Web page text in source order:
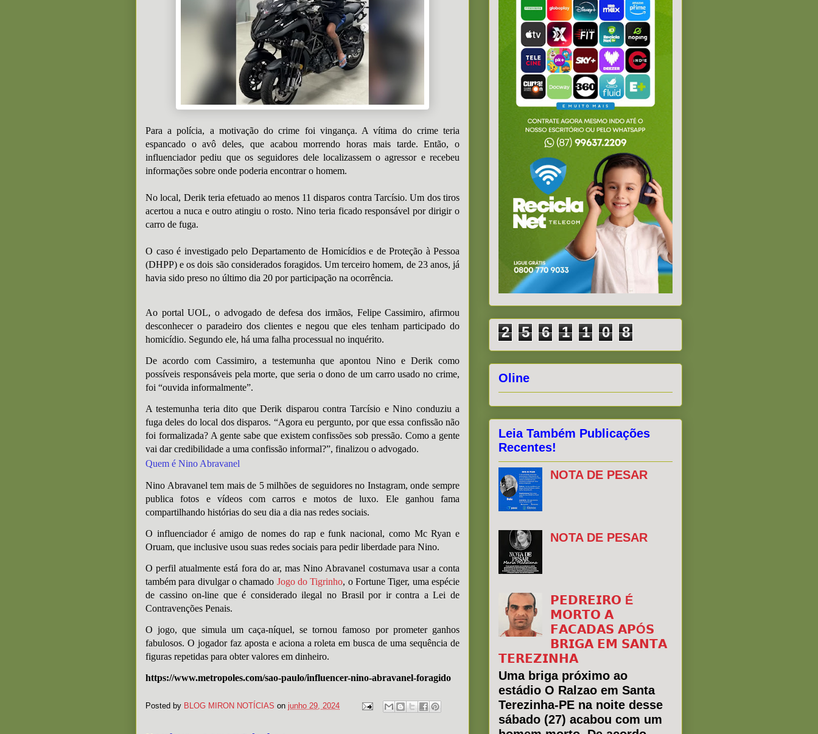
Para a polícia, a motivação do crime foi vingança. A vítima do crime teria
espancado o avô deles, que acabou morrendo horas mais tarde. Então, o
influenciador pediu que os seguidores dele localizassem o agressor e recebeu
informações sobre onde poderia encontrar o homem.
No local, Derik teria efetuado ao menos 11 disparos contra Tarcísio. Um dos tiros
acertou a nuca e outro atingiu o rosto. Nino teria ficado responsável por dirigir o
carro de fuga.
O caso é investigado pelo Departamento de Homicídios e de Proteção à Pessoa
(DHPP) e os dois são considerados foragidos. Um terceiro homem, de 23 anos, já
havia sido preso no último dia 20 por participação na ocorrência.
Ao portal UOL, o advogado de defesa dos irmãos, Felipe Cassimiro, afirmou
desconhecer o paradeiro dos clientes e negou que eles tenham participado do
homicídio. Segundo ele, há uma falha processual no inquérito.
De acordo com Cassimiro, a testemunha que apontou Nino e Derik como
possíveis responsáveis pela morte, que seria o dono de um carro usado no crime,
foi “ouvida informalmente”.
A testemunha teria dito que Derik disparou contra Tarcísio e Nino conduziu a
fuga deles do local dos disparos. “Agora eu pergunto, por que essa confissão não
foi formalizada? A gente sabe que existem confissões sob pressão. Como a gente
vai dar credibilidade a uma confissão informal?”, finalizou o advogado.
Quem é Nino Abravanel
Nino Abravanel tem mais de 5 milhões de seguidores no Instagram, onde sempre
publica fotos e vídeos com carros e motos de luxo. Ele ganhou fama
compartilhando histórias do seu dia a dia nas redes sociais.
O influenciador é amigo de nomes do rap e funk nacional, como Mc Ryan e
Oruam, que inclusive usou suas redes sociais para pedir liberdade para Nino.
O perfil atualmente está fora do ar, mas Nino Abravanel costumava usar a conta
também para divulgar o chamado Jogo do Tigrinho, o Fortune Tiger, uma espécie
de cassino on-line que é considerado ilegal no Brasil por ir contra a Lei de
Contravenções Penais.
O jogo, que simula um caça-níquel, se tornou famoso por prometer ganhos
fabulosos. O jogador faz aposta e aciona a roleta em busca de uma sequência de
figuras repetidas para obter valores em dinheiro.
https://www.metropoles.com/sao-paulo/influencer-nino-abravanel-foragido
Posted by BLOG MIRON NOTÍCIAS on junho 29, 2024
2 5 6 1 1 0 8
Oline
Leia Também Publicações
Recentes!
NOTA DE PESAR
NOTA DE PESAR
𝗣𝗘𝗗𝗥𝗘𝗜𝗥𝗢 É
𝗠𝗢𝗥𝗧𝗢 𝗔
𝗙𝗔𝗖𝗔𝗗𝗔𝗦 𝗔𝗣Ó𝗦
𝗕𝗥𝗜𝗚𝗔 𝗘𝗠 𝗦𝗔𝗡𝗧𝗔
𝗧𝗘𝗥𝗘𝗭𝗜𝗡𝗛𝗔
Uma briga próximo ao
estádio O Ralzao em Santa
Terezinha-PE na noite desse
sábado (27) acabou com um